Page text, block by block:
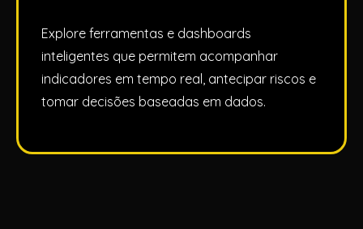
Explore ferramentas e dashboards
inteligentes que permitem acompanhar
indicadores em tempo real, antecipar riscos e
tomar decisões baseadas em dados.